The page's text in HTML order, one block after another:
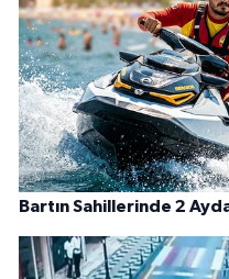
Bartın Sahillerinde 2